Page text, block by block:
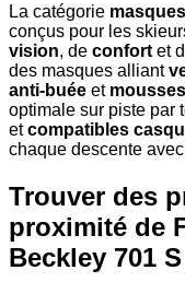
La catégorie
conçus pour les
vision, de confort et
des masques alliant
anti-buée et
optimale sur piste par
etcompatibles
chaque descente
Trouver des
proximité de
Beckley 701